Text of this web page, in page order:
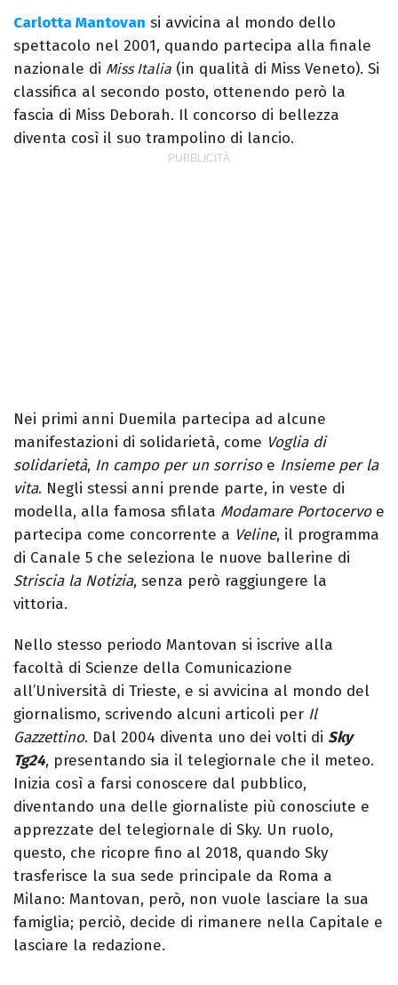
Carlotta Mantovan si avvicina al mondo dello
spettacolo nel 2001, quando partecipa alla finale
nazionale di Miss Italia (in qualità di Miss Veneto). Si
classifica al secondo posto, ottenendo però la
fascia di Miss Deborah. Il concorso di bellezza
diventa così il suo trampolino di lancio.
Nei primi anni Duemila partecipa ad alcune
manifestazioni di solidarietà, come Voglia di
solidarietà, In campo per un sorrisoe Insieme per la
vita. Negli stessi anni prende parte, in veste di
modella, alla famosa sfilata Modamare Portocervoe
partecipa come concorrente a Veline, il programma
di Canale 5 che seleziona le nuove ballerine di
Striscia la Notizia, senza però raggiungere la
vittoria.
Nello stesso periodo Mantovan si iscrive alla
facoltà di Scienze della Comunicazione
all’Università di Trieste, e si avvicina al mondo del
giornalismo, scrivendo alcuni articoli per Il
Gazzettino. Dal 2004 diventa uno dei volti di Sky
Tg24, presentando sia il telegiornale che il meteo.
Inizia così a farsi conoscere dal pubblico,
diventando una delle giornaliste più conosciute e
apprezzate del telegiornale di Sky. Un ruolo,
questo, che ricopre fino al 2018, quando Sky
trasferisce la sua sede principale da Roma a
Milano: Mantovan, però, non vuole lasciare la sua
famiglia; perciò, decide di rimanere nella Capitale e
lasciare la redazione.